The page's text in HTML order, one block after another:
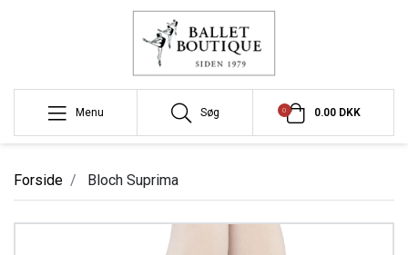
Menu Søg 0 0.00 DKK
Forside Bloch Suprima